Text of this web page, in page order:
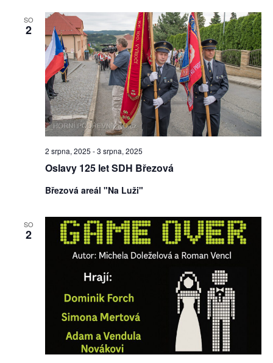
SO
2
Oslavy 125 let SDH Březová
2 srpna, 2025 -3 srpna, 2025
Březová areál "Na Luži"
SO
2